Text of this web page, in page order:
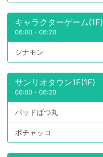
キャラクターゲーム(1F)
06:00 - 06:20
シナモン
サンリオタウン1F(1F)
06:00 - 06:20
バッドばつ丸
ポチャッコ